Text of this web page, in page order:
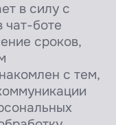
в силу с
чат-боте
сроков,
с тем,